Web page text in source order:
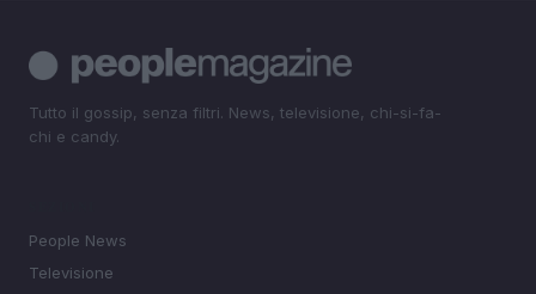
Tutto il gossip, senza filtri. News, televisione, chi-si-fa-
chi e candy.
People News
Televisione